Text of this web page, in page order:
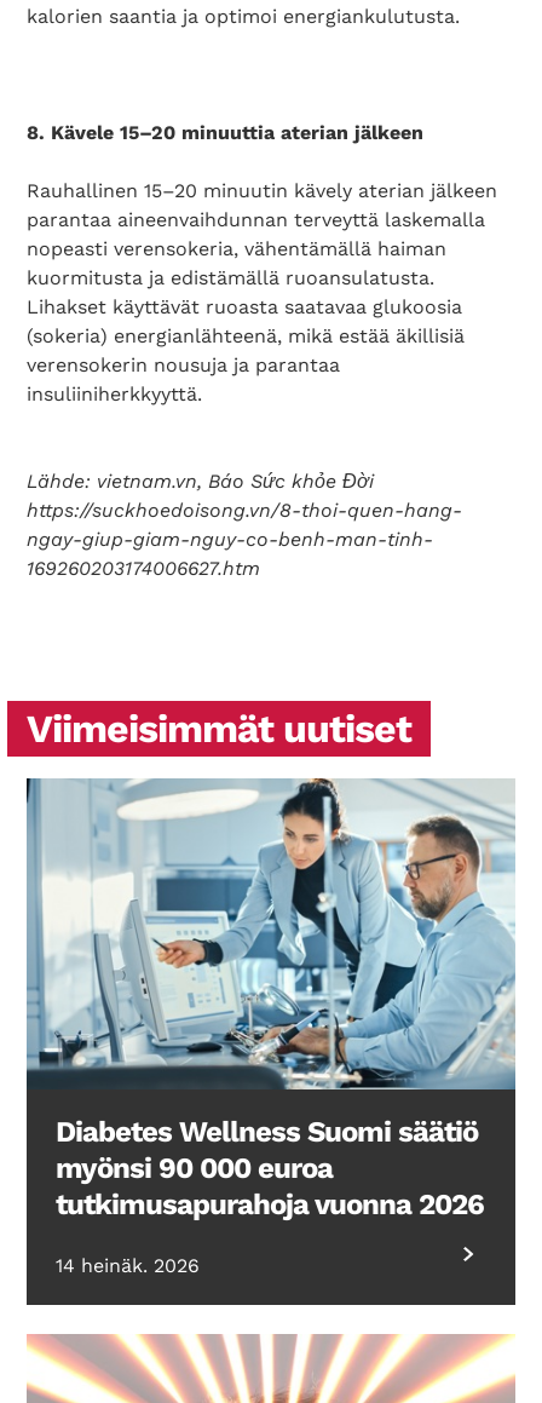
kalorien saantia ja optimoi energiankulutusta.
8. Kävele 15–20 minuuttia aterian jälkeen
Rauhallinen 15–20 minuutin kävely aterian jälkeen
parantaa aineenvaihdunnan terveyttä laskemalla
nopeasti verensokeria, vähentämällä haiman
kuormitusta ja edistämällä ruoansulatusta.
Lihakset käyttävät ruoasta saatavaa glukoosia
(sokeria) energianlähteenä, mikä estää äkillisiä
verensokerin nousuja ja parantaa
insuliiniherkkyyttä.
Lähde: vietnam.vn, Báo Sức khỏe Đời
https://suckhoedoisong.vn/8-thoi-quen-hang-
ngay-giup-giam-nguy-co-benh-man-tinh-
169260203174006627.htm
Viimeisimmät uutiset
Diabetes Wellness Suomi säätiö
myönsi 90 000 euroa
tutkimusapurahoja vuonna 2026
14 heinäk. 2026